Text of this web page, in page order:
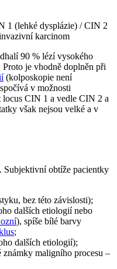
1 (lehké dysplázie) / CIN 2
karcinom
90 % lézí vysokého
je vhodně doplněn při
(kolposkopie není
v možnosti
CIN 1 a vedle CIN 2 a
však nejsou velké a v
Subjektivní obtíže pacientky
bez této závislosti);
dalších etiologií nebo
), spíše bílé barvy
;
dalších etiologií);
maligního procesu –